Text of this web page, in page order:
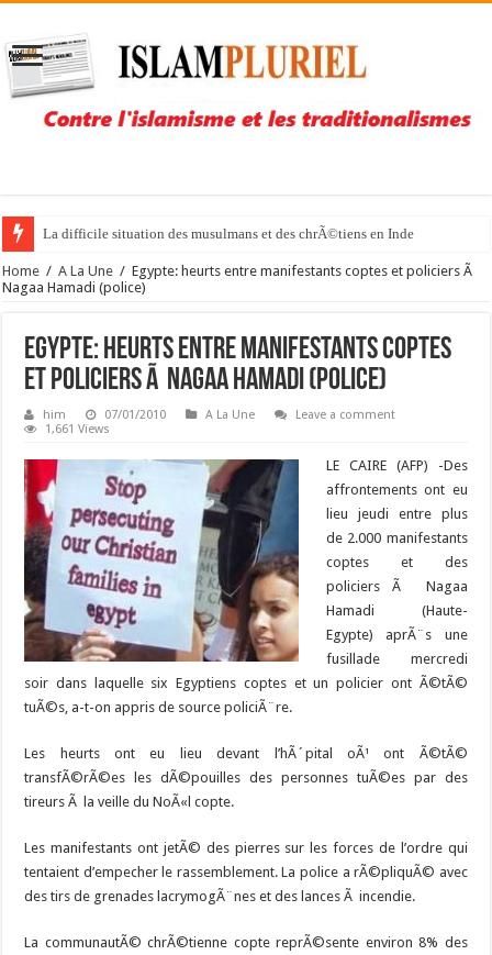
La difficile situation des musulmans et des chrÃ©tiens en Inde
Home / A La Une / Egypte: heurts entre manifestants coptes et policiers Ã
Nagaa Hamadi (police)
Egypte: heurts entre manifestants coptes
et policiers Ã Nagaa Hamadi (police)
him 07/01/2010 A La Une
Leave a comment
1,661 Views
LE CAIRE (AFP) -Des
affrontements ont eu
lieu jeudi entre plus
de 2.000 manifestants
coptes et des
policiers Ã Nagaa
Hamadi (Haute-
Egypte) aprÃ¨s une
fusillade mercredi
soir dans laquelle six Egyptiens coptes et un policier ont Ã©tÃ©
tuÃ©s, a-t-on appris de source policiÃ¨re.
Les heurts ont eu lieu devant l’hÃ´pital oÃ¹ ont Ã©tÃ©
transfÃ©rÃ©es les dÃ©pouilles des personnes tuÃ©es par des
tireurs Ã la veille du NoÃ«l copte.
Les manifestants ont jetÃ© des pierres sur les forces de l’ordre qui
tentaient d’empecher le rassemblement. La police a rÃ©pliquÃ© avec
des tirs de grenades lacrymogÃ¨nes et des lances Ã incendie.
La communautÃ© chrÃ©tienne copte reprÃ©sente environ 8% des